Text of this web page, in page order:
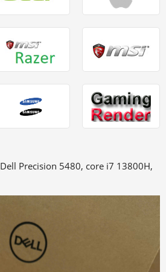
Dell Precision 5480, core i7 13800H,